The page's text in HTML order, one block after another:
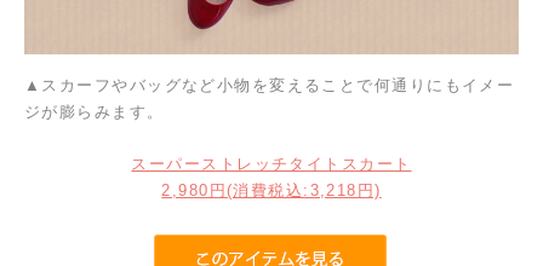
▲スカーフやバッグなど小物を変えることで何通りにもイメー
ジが膨らみます。
スーパーストレッチタイトスカート
2,980円 (消費税込:3,218円)